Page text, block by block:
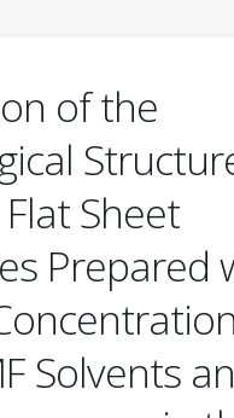
of the
Flat Sheet
Prepared
Solvents